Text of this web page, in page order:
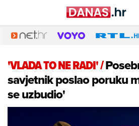
'VLADA TO NE RADI'/
savjetnik poslao poruku
se uzbudio'